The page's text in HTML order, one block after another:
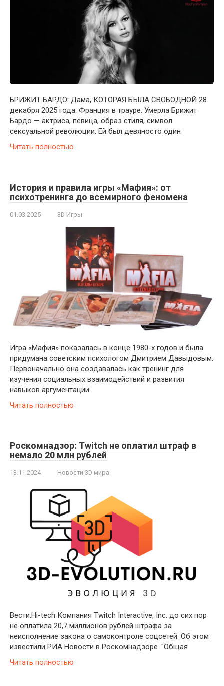
БРИЖИТ БАРДО: Дама, КОТОРАЯ БЫЛА СВОБОДНОЙ 28
декабря 2025 года. Франция в трауре. Умерла Брижит
Бардо — актриса, певица, образ стиля, символ
сексуальной революции. Ей был девяносто один
Читать полностью
История и правила игры «Мафия»: от
психотренинга до всемирного феномена
01.03.2025 3D Игры
Игра «Мафия» показалась в конце 1980-х годов и была
придумана советским психологом Дмитрием Давыдовым.
Первоначально она создавалась как тренинг для
изучения социальных взаимодействий и развития
навыков аргументации.
Читать полностью
Роскомнадзор: Twitch не оплатил штраф в
немало 20 млн рублей
13.11.2024 Новости 3D мира
Вести.Hi-tech Компания Twitch Interactive, Inc. до сих пор
не оплатила 20,7 миллионов рублей штрафа за
неисполнение закона о самоконтроле соцсетей. Об этом
известили РИА Новости в Роскомнадзоре. "Общая
Читать полностью